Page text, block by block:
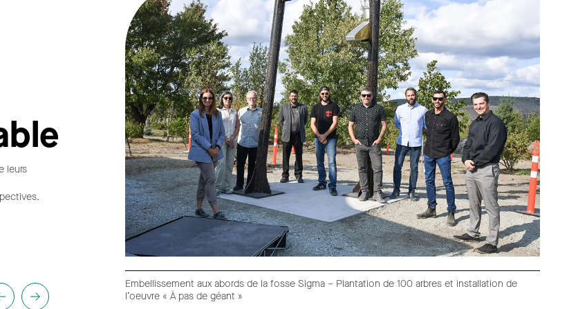
leurs
Embellissement aux abords de la fosse Sigma – Plantation de 100 arbres et installation de
l’oeuvre « À pas de géant »